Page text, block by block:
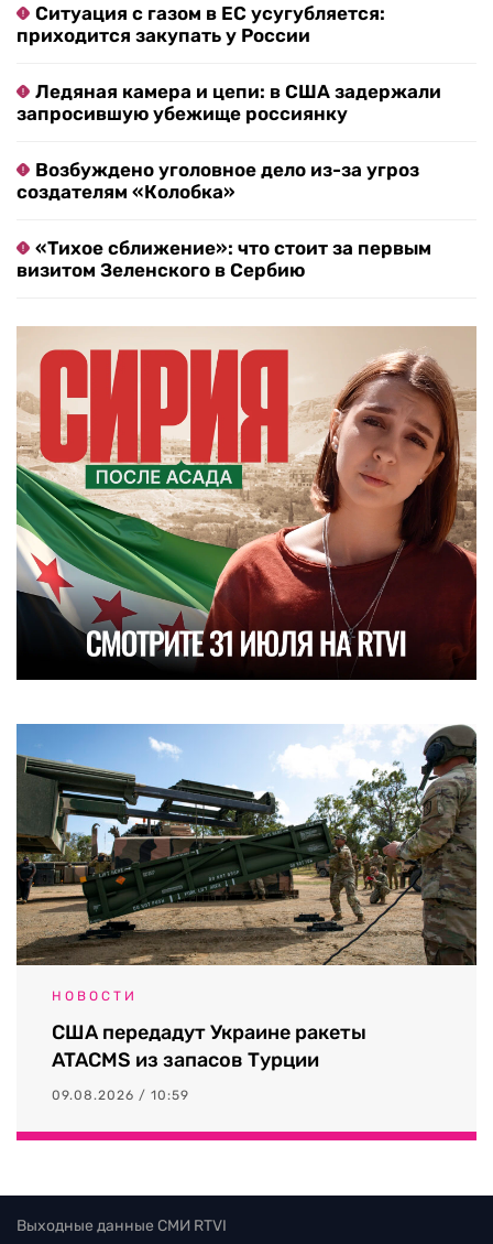
Ситуация с газом в ЕС усугубляется:
приходится закупать у России
Ледяная камера и цепи: в США задержали
запросившую убежище россиянку
Возбуждено уголовное дело из-за угроз
создателям «Колобка»
«Тихое сближение»: что стоит за первым
визитом Зеленского в Сербию
НОВОСТИ
США передадут Украине ракеты
ATACMS из запасов Турции
09.08.2026 / 10:59
Выходные данные СМИ RTVI